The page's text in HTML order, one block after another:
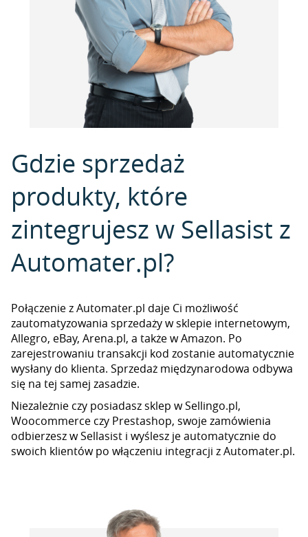
Gdzie sprzedaż
produkty, które
zintegrujesz w Sellasist z
Automater.pl?
Połączenie z Automater.pl daje Ci możliwość
zautomatyzowania sprzedaży w sklepie internetowym,
Allegro, eBay, Arena.pl, a także w Amazon. Po
zarejestrowaniu transakcji kod zostanie automatycznie
wysłany do klienta. Sprzedaż międzynarodowa odbywa
się na tej samej zasadzie.
Niezależnie czy posiadasz sklep w Sellingo.pl,
Woocommerce czy Prestashop, swoje zamówienia
odbierzesz w Sellasist i wyślesz je automatycznie do
swoich klientów po włączeniu integracji z Automater.pl.